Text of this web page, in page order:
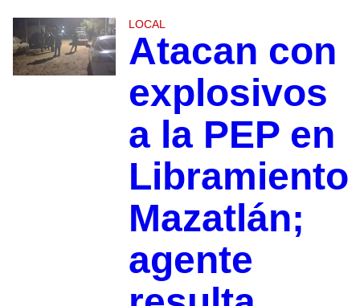
LOCAL
Atacan con
explosivos
a la PEP en
Libramiento
Mazatlán;
agente